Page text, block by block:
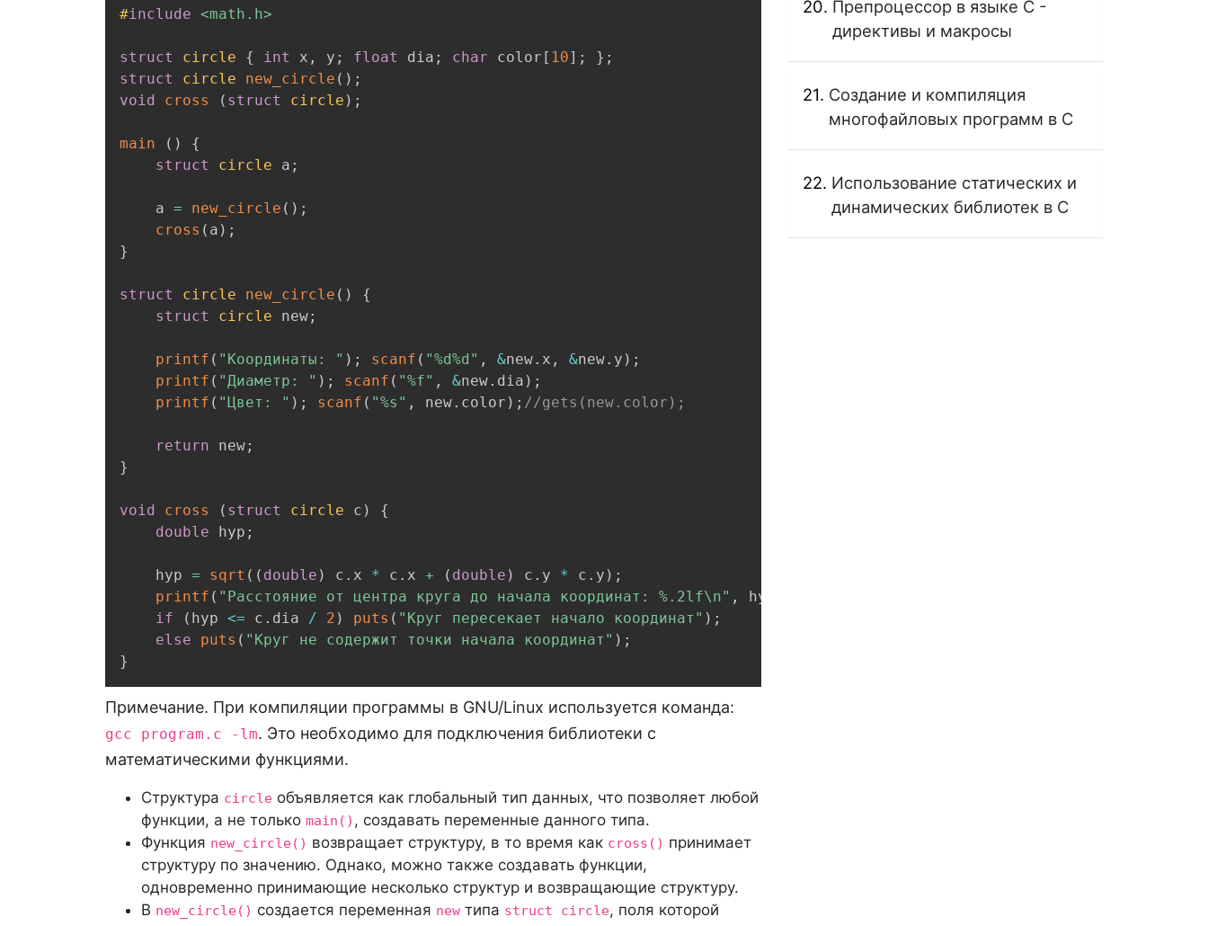
#include <math.h>
struct circle { int x , y ; float dia ; char color [ 10] ; } ;
struct
circle new_circle ( ) ;
void
cross ( struct circle ) ;
main ( )
{
struct
circle a ;
	a
= new_circle ( ) ;
cross ( a ) ;
}
struct circle new_circle ( )
{
struct
circle new;
printf ( "Координаты: " ) ; scanf ( "%d%d" , &new. x , &new. y ) ;
printf ( "Диаметр: " ) ; scanf ( "%f" , &new. dia ) ;
printf ( "Цвет: " ) ; scanf ( "%s" , new. color ) ; //gets(new.color);
return new;
}
void cross ( struct circle c )
{
double hyp ;
	hyp
= sqrt ( ( double ) c . x * c . x + ( double ) c . y * c . y ) ;
printf ( "Расстояние от центра круга до начала координат: %.2lf\n" , hyp
if
( hyp <= c . dia / 2 ) puts ( "Круг пересекает начало координат" ) ;
else
puts ( "Круг не содержит точки начала координат" ) ;
}
Примечание. При компиляции программы в GNU/Linux используется команда:
gcc program.c -lm. Это необходимо для подключения библиотеки с
математическими функциями.
Структура circle объявляется как глобальный тип данных, что позволяет любой
функции, а не только main() , создавать переменные данного типа.
Функция new_circle() возвращает структуру, в то время как cross() принимает
структуру по значению. Однако, можно также создавать функции,
одновременно принимающие несколько структур и возвращающие структуру.
В new_circle() создается переменная new типа struct circle, поля которой
Препроцессор в языке C -
директивы и макросы
Создание и компиляция
многофайловых программ в C
Использование статических и
динамических библиотек в C